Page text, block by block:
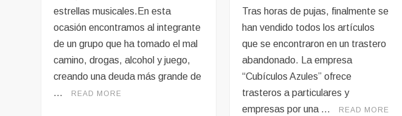
estrellas musicales.En esta
ocasión encontramos al integrante
de un grupo que ha tomado el mal
camino, drogas, alcohol y juego,
creando una deuda más grande de
…
READ MORE
Tras horas de pujas, finalmente se
han vendido todos los artículos
que se encontraron en un trastero
abandonado. La empresa
“Cubículos Azules” ofrece
trasteros a particulares y
empresas por una …
READ MORE